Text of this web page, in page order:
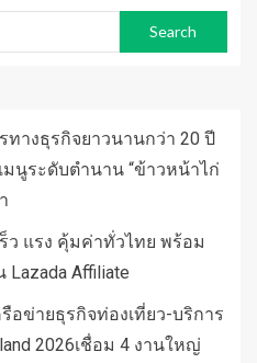
ทางธุรกิจยาวนานกว่า 20 ปี
นูระดับตำนาน “ข้าวหน้าไก่
ว แรง คุ้มค่าทั่วไทย พร้อม
Lazada Affiliate
อข่ายธุรกิจท่องเที่ยว-บริการ
2026เชื่อม 4 งานใหญ่